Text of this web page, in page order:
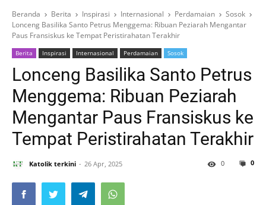
Beranda Berita Inspirasi Internasional Perdamaian
Sosok
Lonceng Basilika Santo Petrus Menggema: Ribuan Peziarah Mengantar
Paus Fransiskus ke Tempat Peristirahatan Terakhir
Berita Inspirasi Internasional Perdamaian Sosok
Lonceng Basilika Santo Petrus
Menggema: Ribuan Peziarah
Mengantar Paus Fransiskus ke
Tempat Peristirahatan Terakhir
Katolik terkini 26 Apr, 2025 0
0